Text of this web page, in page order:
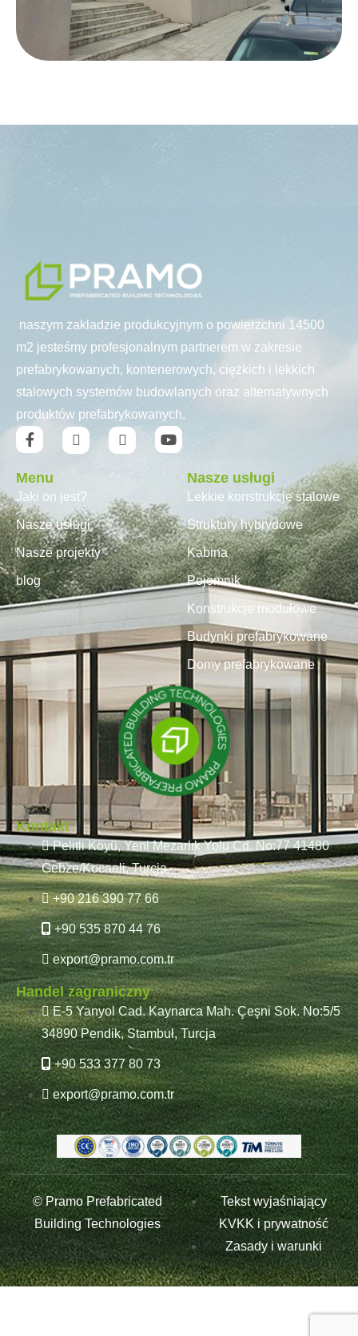
naszym zakładzie produkcyjnym o powierzchni 14500
m2 jesteśmy profesjonalnym partnerem w zakresie
prefabrykowanych, kontenerowych, ciężkich i lekkich
stalowych systemów budowlanych oraz alternatywnych
produktów prefabrykowanych.
Menu
Jaki on jest?
Nasze usługi
Nasze projekty
blog
Nasze usługi
Lekkie konstrukcje stalowe
Struktury hybrydowe
Kabina
Pojemnik
Konstrukcje modułowe
Budynki prefabrykowane
Domy prefabrykowane
Kontakt
Pelitli Köyü, Yeni Mezarlık Yolu Cd. No:77 41480
Gebze/Kocaeli, Turcja
+90 216 390 77 66
+90 535 870 44 76
export@pramo.com.tr
Handel zagraniczny
E-5 Yanyol Cad. Kaynarca Mah. Çeşni Sok. No:5/5
34890 Pendik, Stambuł, Turcja
+90 533 377 80 73
export@pramo.com.tr
© Pramo Prefabricated
Building Technologies
Tekst wyjaśniający
KVKK i prywatność
Zasady i warunki